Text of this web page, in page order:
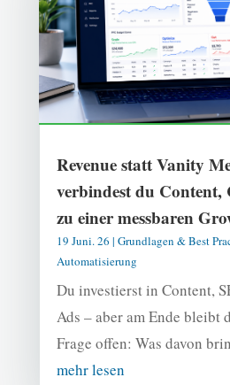
Revenue statt Vanity
verbindest du
zu einer messbaren
19 Juni. 26 | Grundlagen & Best
Automatisierung
Du investierst in Content,
Ads – aber am Ende bleibt
Frage offen: Was davon
mehr lesen